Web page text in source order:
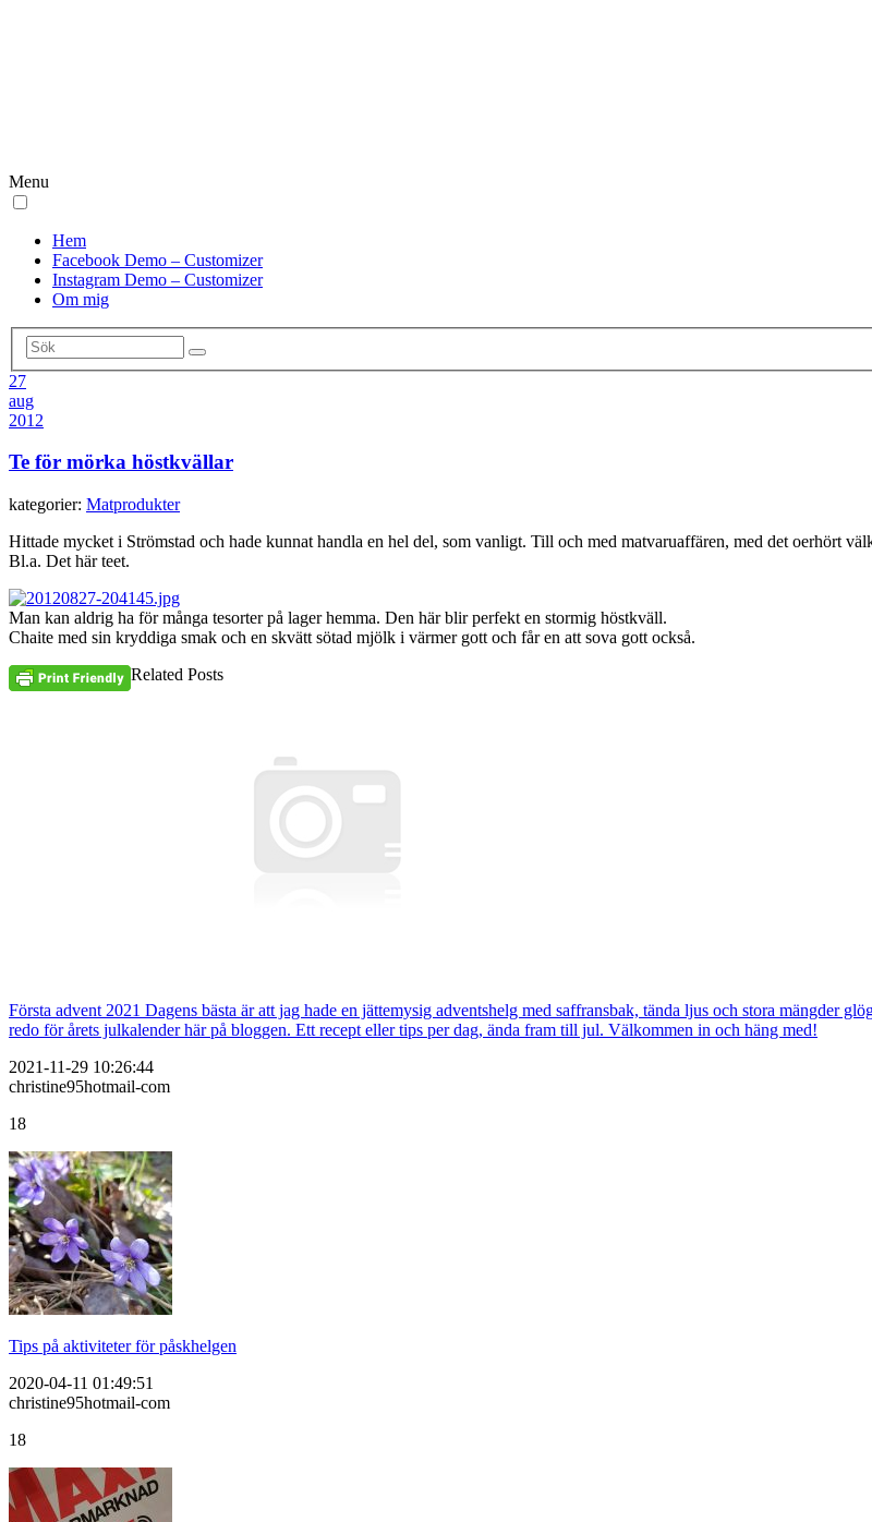
Menu
Hem
Facebook Demo – Customizer
Instagram Demo – Customizer
Om mig
27
aug
2012
Te för mörka höstkvällar
kategorier: Matprodukter
Hittade mycket i Strömstad och hade kunnat handla en hel del, som vanligt. Till och med matvaruaffären, med det oerhört
Bl.a. Det här teet.
Man kan aldrig ha för många tesorter på lager hemma. Den här blir perfekt en stormig höstkväll.
Chaite med sin kryddiga smak och en skvätt sötad mjölk i värmer gott och får en att sova gott också.
Related Posts
Första advent 2021 Dagens bästa är att jag hade en jättemysig adventshelg med saffransbak, tända ljus och stora mängder
redo för årets julkalender här på bloggen. Ett recept eller tips per dag, ända fram till jul. Välkommen in och häng med!
2021-11-29 10:26:44
christine95hotmail-com
18
Tips på aktiviteter för påskhelgen
2020-04-11 01:49:51
christine95hotmail-com
18